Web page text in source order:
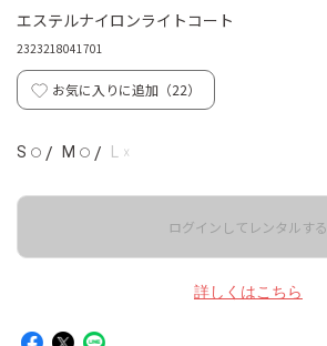
エステルナイロンライトコート
2323218041701
お気に入りに追加（22）
S ◯ / M ◯ / L ☓
ログインしてレンタルする
詳しくはこちら